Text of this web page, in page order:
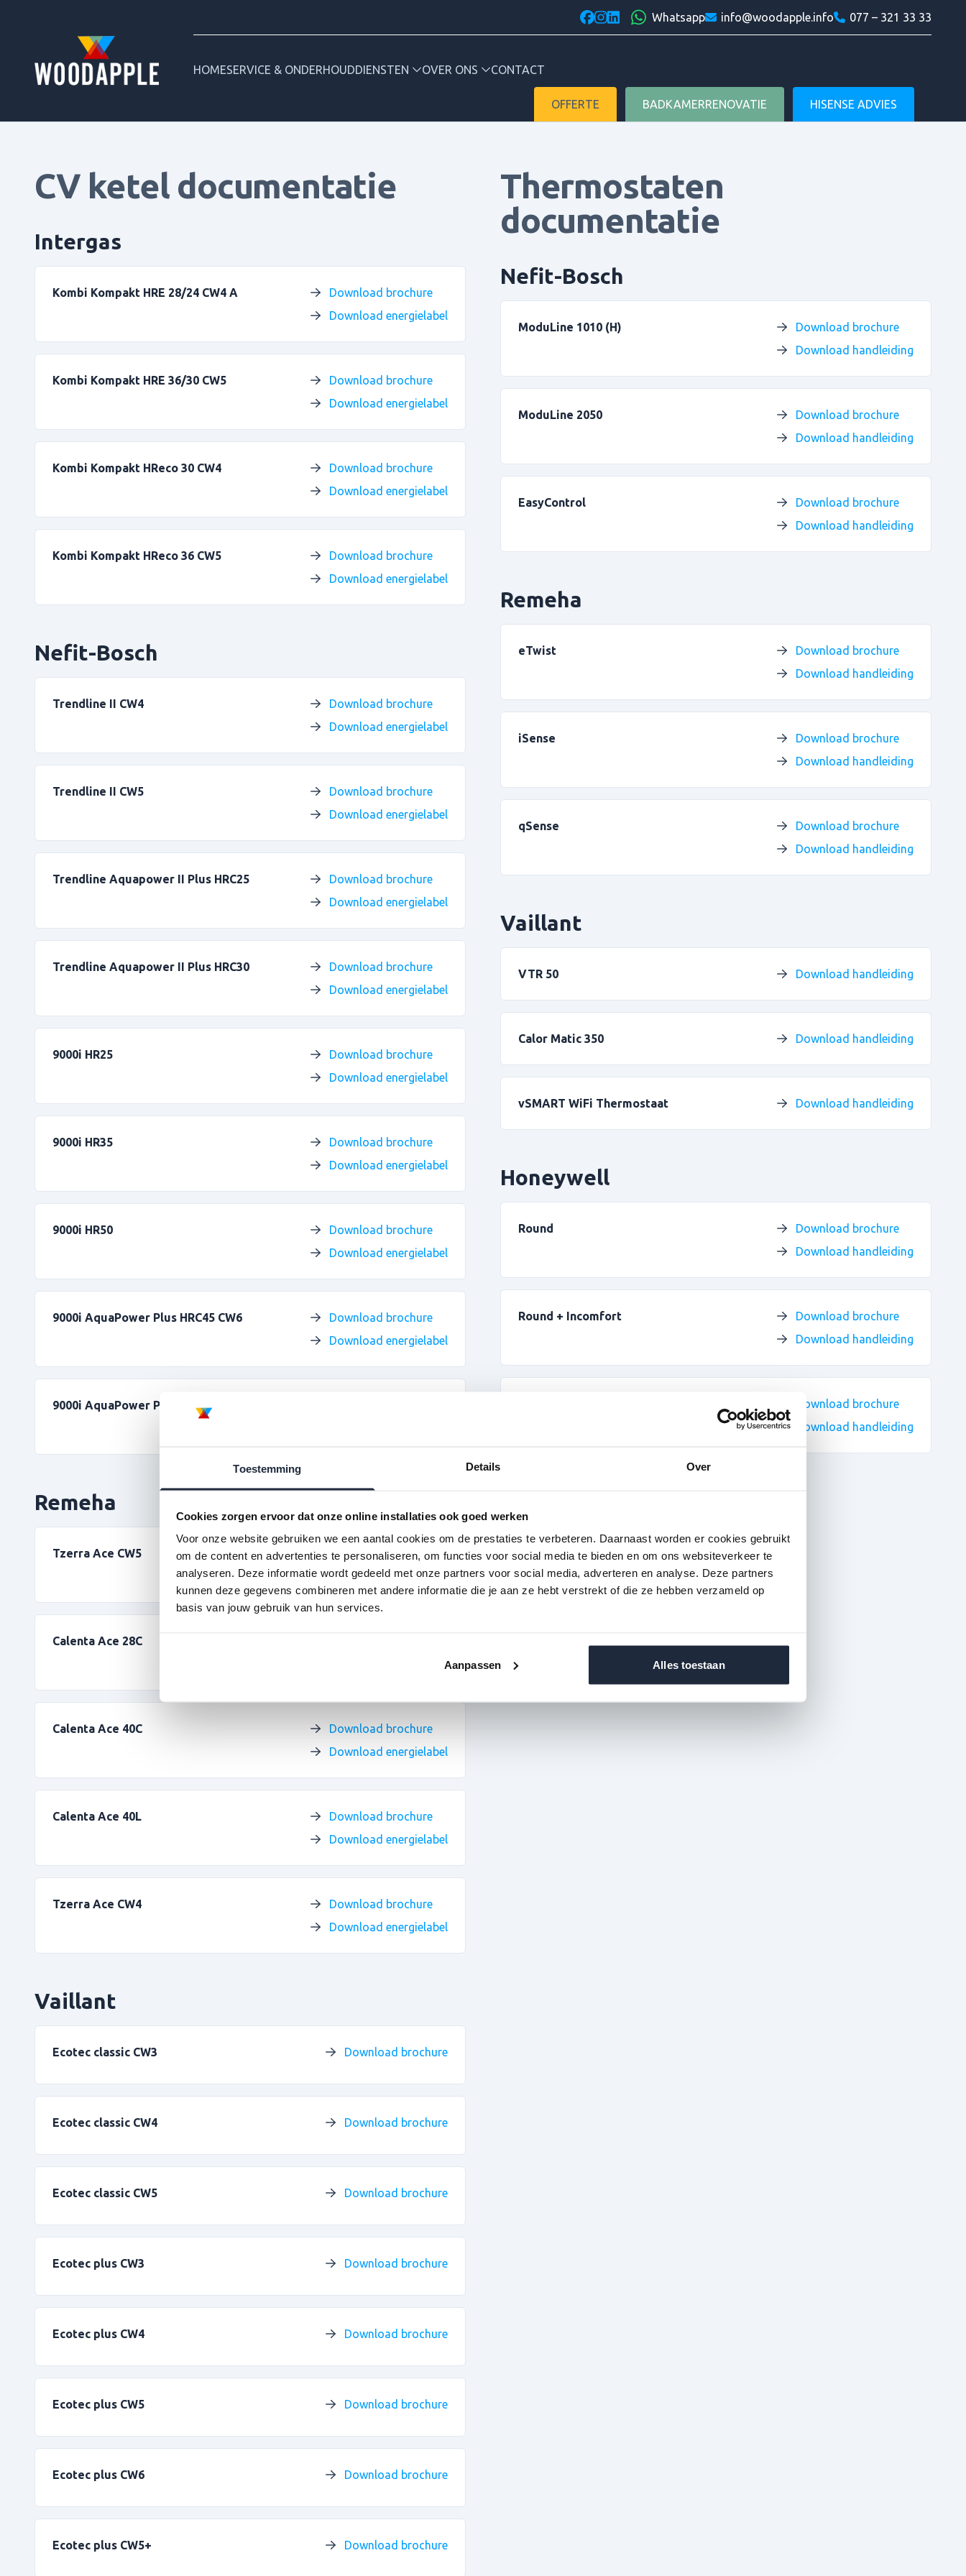
Toestemming Details Over
Cookies zorgen ervoor dat onze online installaties ook goed werken
Voor onze website gebruiken we een aantal cookies om de prestaties te verbeteren. Daarnaast worden er cookies gebruikt
om de content en advertenties te personaliseren, om functies voor social media te bieden en om ons websiteverkeer te
analyseren. Deze informatie wordt gedeeld met onze partners voor social media, adverteren en analyse. Deze partners
kunnen deze gegevens combineren met andere informatie die je aan ze hebt verstrekt of die ze hebben verzameld op
basis van jouw gebruik van hun services.
Aanpassen Alles toestaan
facebook
instagram
linkedinWhatsappWoodapple
info@woodapple.info 077 – 321 33 33
HOMESERVICE & ONDERHOUDDIENSTEN OVER ONS CONTACT
OFFERTE BADKAMERRENOVATIE HISENSE ADVIES
CV ketel documentatie
Intergas
Kombi Kompakt HRE 28/24 CW4 A
Download brochure
Download energielabel
Kombi Kompakt HRE 36/30 CW5
Download brochure
Download energielabel
Kombi Kompakt HReco 30 CW4
Download brochure
Download energielabel
Kombi Kompakt HReco 36 CW5
Download brochure
Download energielabel
Nefit-Bosch
Trendline II CW4
Download brochure
Download energielabel
Trendline II CW5
Download brochure
Download energielabel
Trendline Aquapower II Plus HRC25
Download brochure
Download energielabel
Trendline Aquapower II Plus HRC30
Download brochure
Download energielabel
9000i HR25
Download brochure
Download energielabel
9000i HR35
Download brochure
Download energielabel
9000i HR50
Download brochure
Download energielabel
9000i AquaPower Plus HRC45 CW6
Download brochure
Download energielabel
9000i AquaPower Plus HRC30 CW6
Remeha
Tzerra Ace CW5
Download brochure
Download energielabel
Calenta Ace 28C
Download energielabel
Calenta Ace 40C
Download brochure
Download energielabel
Calenta Ace 40L
Download brochure
Download energielabel
Tzerra Ace CW4
Download brochure
Download energielabel
Vaillant
Ecotec classic CW3 Download brochure
Ecotec classic CW4 Download brochure
Ecotec classic CW5 Download brochure
Ecotec plus CW3 Download brochure
Ecotec plus CW4 Download brochure
Ecotec plus CW5 Download brochure
Ecotec plus CW6 Download brochure
Ecotec plus CW5+ Download brochure
Thermostaten
documentatie
Nefit-Bosch
ModuLine 1010 (H)
Download brochure
Download handleiding
ModuLine 2050
Download brochure
Download handleiding
EasyControl
Download brochure
Download handleiding
Remeha
eTwist
Download brochure
Download handleiding
iSense
Download brochure
Download handleiding
qSense
Download brochure
Download handleiding
Vaillant
VTR 50 Download handleiding
Calor Matic 350 Download handleiding
vSMART WiFi Thermostaat Download handleiding
Honeywell
Round
Download brochure
Download handleiding
Round + Incomfort
Download brochure
Download handleiding
Download brochure
Download handleiding